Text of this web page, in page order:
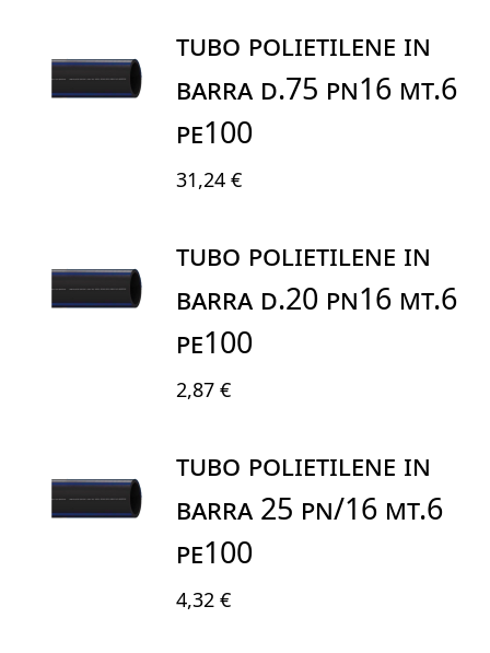
TUBO POLIETILENE IN
BARRA D.75 PN16 MT.6
PE100
31,24 €
TUBO POLIETILENE IN
BARRA D.20 PN16 MT.6
PE100
2,87 €
TUBO POLIETILENE IN
BARRA 25 PN/16 MT.6
PE100
4,32 €